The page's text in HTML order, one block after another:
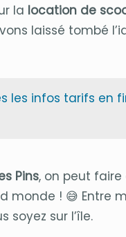
la location de
laissé tombé
les infos tarifs en
Pins, on peut
monde ! 😅 Entre
soyez sur l’île.